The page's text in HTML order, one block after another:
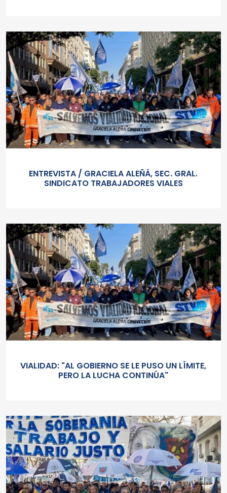
ENTREVISTA / GRACIELA ALEÑÁ, SEC. GRAL.
SINDICATO TRABAJADORES VIALES
VIALIDAD: "AL GOBIERNO SE LE PUSO UN LÍMITE,
PERO LA LUCHA CONTINÚA"